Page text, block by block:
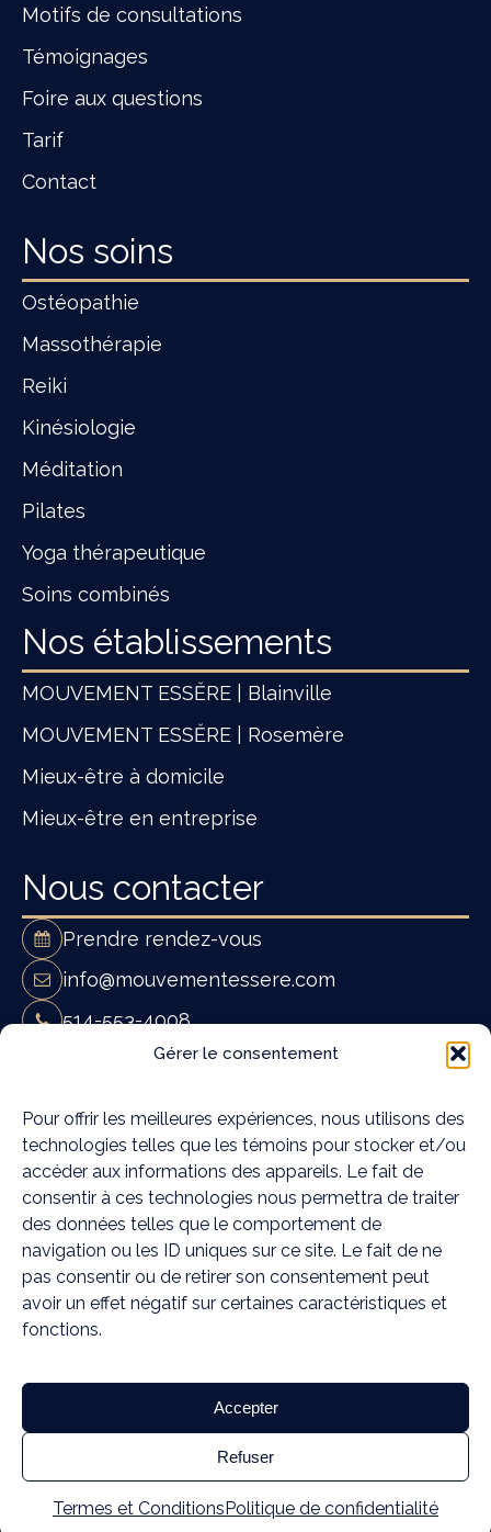
Gérer le consentement
Pour offrir les meilleures expériences, nous utilisons des
technologies telles que les témoins pour stocker et/ou
accéder aux informations des appareils. Le fait de
consentir à ces technologies nous permettra de traiter
des données telles que le comportement de
navigation ou les ID uniques sur ce site. Le fait de ne
pas consentir ou de retirer son consentement peut
avoir un effet négatif sur certaines caractéristiques et
fonctions.
Accepter
Refuser
Termes et ConditionsPolitique de confidentialité
Motifs de consultations
Témoignages
Foire aux questions
Tarif
Contact
Nos soins
Ostéopathie
Massothérapie
Reiki
Kinésiologie
Méditation
Pilates
Yoga thérapeutique
Soins combinés
Nos établissements
MOUVEMENT ESSĔRE | Blainville
MOUVEMENT ESSĔRE | Rosemère
Mieux-être à domicile
Mieux-être en entreprise
Nous contacter
Prendre rendez-vous
info@mouvementessere.com
514-553-4008
Mouvement Essĕre - Ostéopathie et
19A Rue Françoise Loranger,
Blainville, QC J7C 4W6
Mouvement Essĕre - Ostéopathie et
massothérapie à Rosemère
372C Chem. de la Grande-Côte,
Rosemère, QC J7A 1K6
Médias sociaux
TERMES ET CONDITIONS
POLITIQUE DE CONFIDENTIALITÉ
Mouvement Essĕre ©2026
Site web conçu par Ninja Häggblom